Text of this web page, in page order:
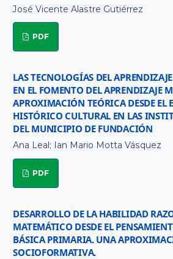
José Vicente Alastre Gutiérrez
PDF
LAS TECNOLOGÍAS DEL
EN EL FOMENTO DEL APRENDIZAJE
APROXIMACIÓN TEÓRICA DESDE EL
HISTÓRICO CULTURAL EN LAS
DEL MUNICIPIO DE FUNDACIÓN
Ana Leal; Ian Mario Motta Vásquez
PDF
DESARROLLO DE LA HABILIDAD
MATEMÁTICO DESDE EL
BÁSICA PRIMARIA. UNA
SOCIOFORMATIVA.